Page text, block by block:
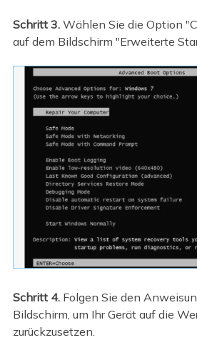
Schritt 3. Wählen Sie die Option
auf dem Bildschirm "Erweiterte
Schritt 4. Folgen Sie den
Bildschirm, um Ihr Gerät auf die
zurückzusetzen.